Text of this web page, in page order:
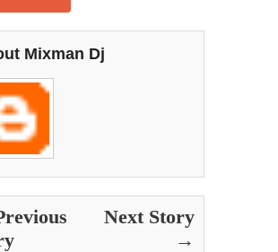
Mixman Dj
Next Story
→